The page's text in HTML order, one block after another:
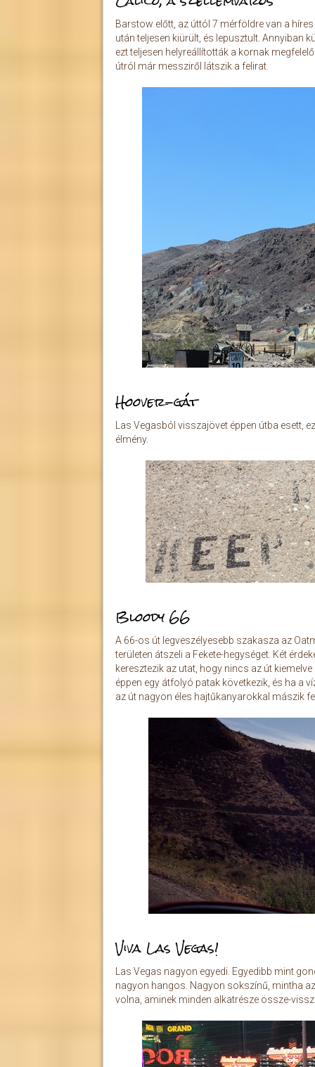
Barstow előtt, az úttól 7 mérföldre van a
után teljesen kiürült, és lepusztult. Annyiban
ezt teljesen helyreállították a kornak
útról már messziről látszik a felirat.
Hoover-gát
Las Vegasból visszajövet éppen útba esett,
élmény.
Bloody 66
A 66-os út legveszélyesebb szakasza az
területen átszeli a Fekete-hegységet. Két
keresztezik az utat, hogy nincs az út
éppen egy átfolyó patak következik, és ha a
az út nagyon éles hajtűkanyarokkal mászik
Viva Las Vegas!
Las Vegas nagyon egyedi. Egyedibb mint
nagyon hangos. Nagyon sokszínű, mintha
volna, aminek minden alkatrésze össze-